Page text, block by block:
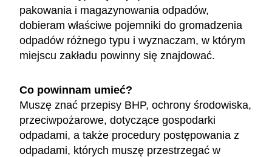
pakowania i magazynowania odpadów,
dobieram właściwe pojemniki do gromadzenia
odpadów różnego typu i wyznaczam, w którym
miejscu zakładu powinny się znajdować.
Co powinnam umieć?
Muszę znać przepisy BHP, ochrony środowiska,
przeciwpożarowe, dotyczące gospodarki
odpadami, a także procedury postępowania z
odpadami, których muszę przestrzegać w